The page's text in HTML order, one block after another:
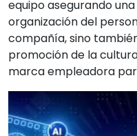
equipo asegurando
organización del
compañía, sino
promoción de la
marca empleadora